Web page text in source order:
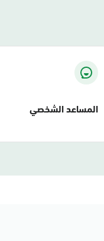
المساعد الشخصي